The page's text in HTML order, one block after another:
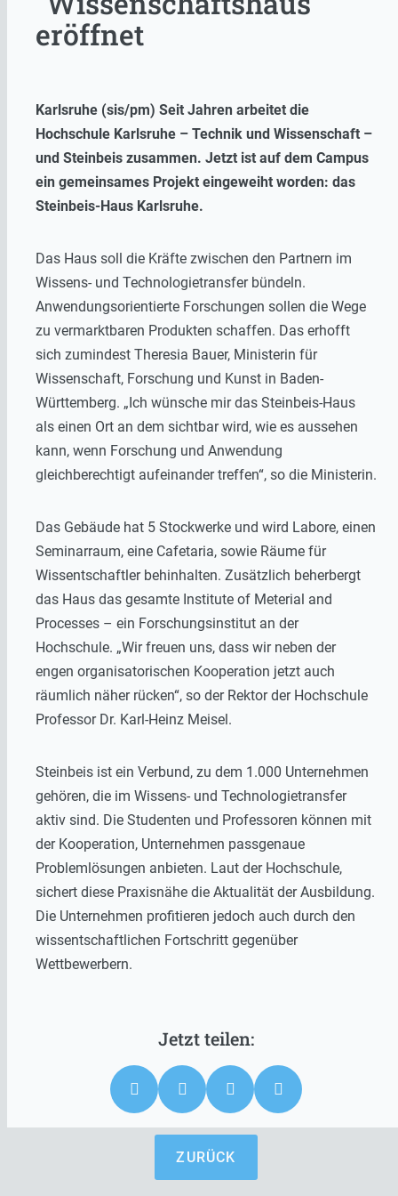
eröffnet
Karlsruhe (sis/pm) Seit Jahren arbeitet die
Hochschule Karlsruhe – Technik und Wissenschaft –
und Steinbeis zusammen. Jetzt ist auf dem Campus
ein gemeinsames Projekt eingeweiht worden: das
Steinbeis-Haus Karlsruhe.
Das Haus soll die Kräfte zwischen den Partnern im
Wissens- und Technologietransfer bündeln.
Anwendungsorientierte Forschungen sollen die Wege
zu vermarktbaren Produkten schaffen. Das erhofft
sich zumindest Theresia Bauer, Ministerin für
Wissenschaft, Forschung und Kunst in Baden-
Württemberg. „Ich wünsche mir das Steinbeis-Haus
als einen Ort an dem sichtbar wird, wie es aussehen
kann, wenn Forschung und Anwendung
gleichberechtigt aufeinander treffen“, so die Ministerin.
Das Gebäude hat 5 Stockwerke und wird Labore, einen
Seminarraum, eine Cafetaria, sowie Räume für
Wissentschaftler behinhalten. Zusätzlich beherbergt
das Haus das gesamte Institute of Meterial and
Processes – ein Forschungsinstitut an der
Hochschule. „Wir freuen uns, dass wir neben der
engen organisatorischen Kooperation jetzt auch
räumlich näher rücken“, so der Rektor der Hochschule
Professor Dr. Karl-Heinz Meisel.
Steinbeis ist ein Verbund, zu dem 1.000 Unternehmen
gehören, die im Wissens- und Technologietransfer
aktiv sind. Die Studenten und Professoren können mit
der Kooperation, Unternehmen passgenaue
Problemlösungen anbieten. Laut der Hochschule,
sichert diese Praxisnähe die Aktualität der Ausbildung.
Die Unternehmen profitieren jedoch auch durch den
wissentschaftlichen Fortschritt gegenüber
Wettbewerbern.
ZURÜCK